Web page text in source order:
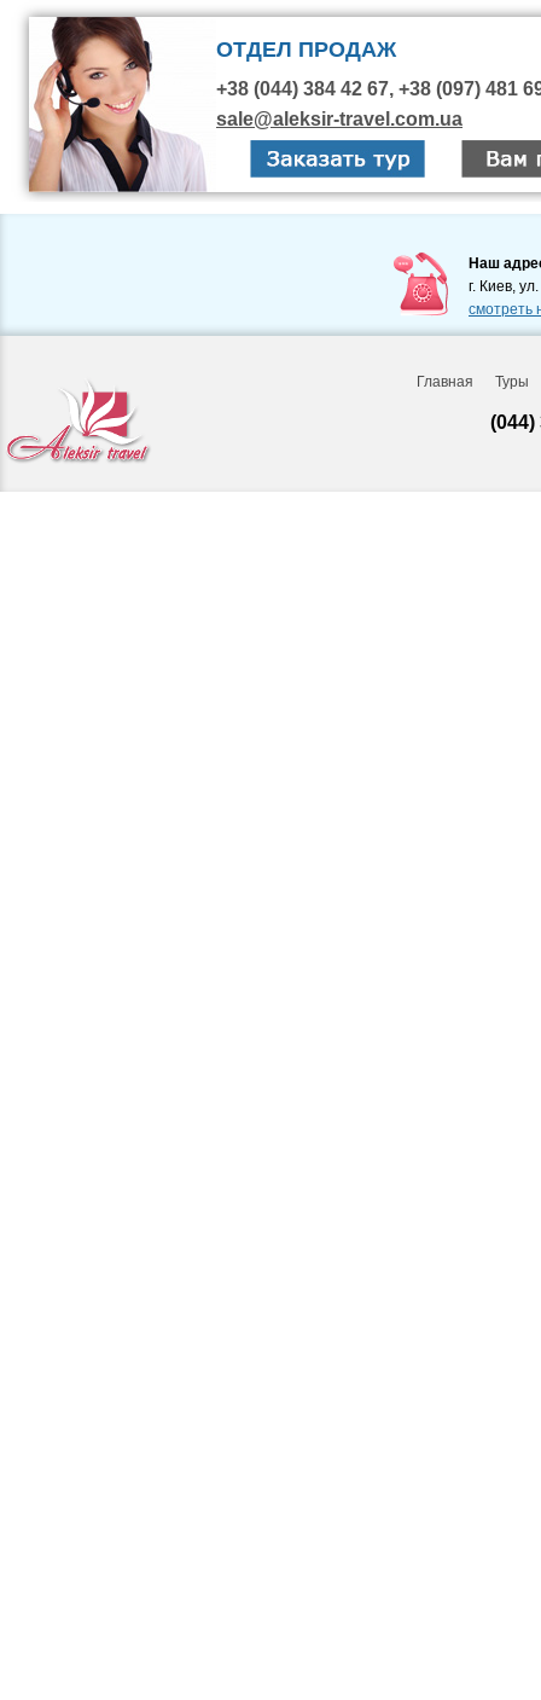
ОТДЕЛ ПРОДАЖ
+38 (044) 384 42 67, +38 (097) 481
sale@aleksir-travel.com.ua
Наш
г. Киев,
смотреть
Главная Туры
(044)